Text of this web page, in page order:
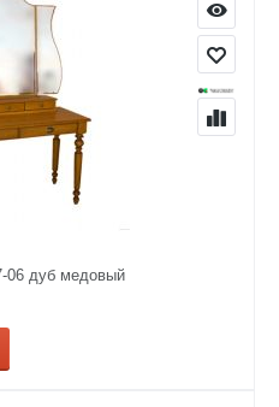
06 дуб медовый